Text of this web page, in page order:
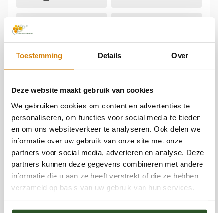
Toestemming Details Over
Deze website maakt gebruik van cookies
We gebruiken cookies om content en advertenties te
personaliseren, om functies voor social media te bieden
en om ons websiteverkeer te analyseren. Ook delen we
informatie over uw gebruik van onze site met onze
partners voor social media, adverteren en analyse. Deze
partners kunnen deze gegevens combineren met andere
informatie die u aan ze heeft verstrekt of die ze hebben
verzameld op basis van uw gebruik van hun services.
Over Jaap MolenaarJaap Molenaar is directeur en
oprichter van de Bijenstichting en Bijen
Educatiecentrum in Vorden en al meer dan 15 jaar
actief betrokken bij de bescherming van wilde
bijen, hommels en biodiversiteit in Nederland.
Vanuit zijn rol binnen de Bijenstichting zet hij zich
dagelijks in voor natuureducatie,